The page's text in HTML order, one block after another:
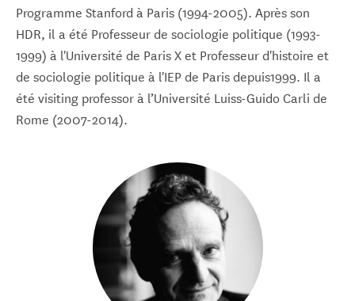
Programme Stanford à Paris (1994-2005). Après son
HDR, il a été Professeur de sociologie politique (1993-
1999) à l'Université de Paris X et Professeur d'histoire et
de sociologie politique à l'IEP de Paris depuis1999. Il a
été visiting professor à l’Université Luiss-Guido Carli de
Rome (2007-2014).